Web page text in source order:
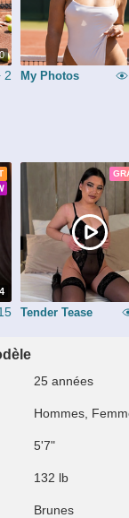
2 My Photos
Tender Tease
25 années
Hommes,
5'7"
132 lb
Brunes